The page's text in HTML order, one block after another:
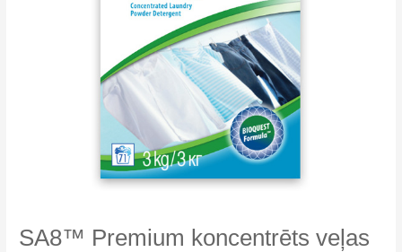
SA8™ Premium koncentrēts veļas